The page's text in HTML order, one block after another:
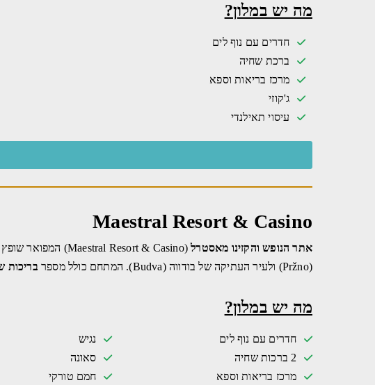
מה יש במלון?
חדרים עם נוף לים
ברכת שחיה
מרכז בריאות וספא
ג'קוזי
עיסוי תאילנדי
Maestral Resort & Casino
אתר הנופש והקזינו מאסטרל
(Pržno) ולעיר העתיקה של בודווה (Budva). המתחם כולל מספר
בריכות
מה יש במלון?
חדרים עם נוף לים
2 ברכות שחיה
מרכז בריאות וספא
נגיש
סאונה
חמם טורקי